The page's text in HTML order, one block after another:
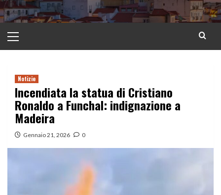
principale
Notizie
Incendiata la statua di Cristiano
Ronaldo a Funchal: indignazione a
Madeira
Gennaio 21, 2026 0